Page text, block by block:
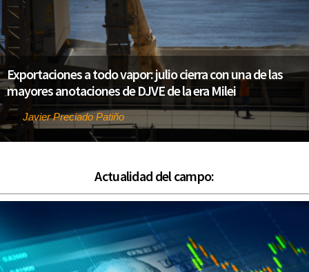
Exportaciones a todo vapor: julio cierra con una de las
mayores anotaciones de DJVE de la era Milei
Javier Preciado Patiño
Actualidad del campo: